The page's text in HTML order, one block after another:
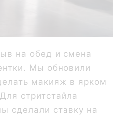
на обед и смена
Мы обновили
макияж в ярком
стритстайла
сделали ставку на